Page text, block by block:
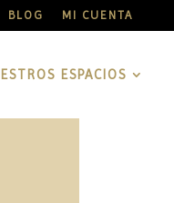
BLOG MI CUENTA
ESPACIOS